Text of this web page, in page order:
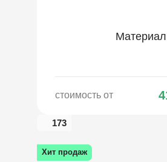
Материал
стоимость от
173
Хит продаж